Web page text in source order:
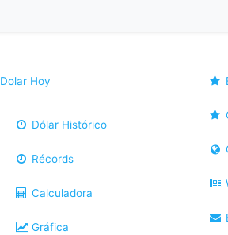
Dolar Hoy
Dólar Histórico
Récords
Calculadora
Gráfica